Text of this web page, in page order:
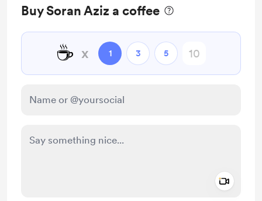
Buy Soran Aziz a coffee
☕ x 1 3 5